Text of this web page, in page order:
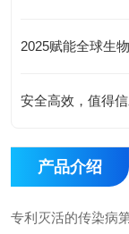
产品介绍
专利灭活的传染病